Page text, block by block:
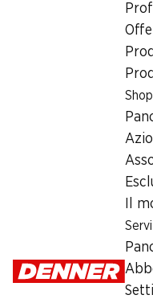
Il
Rue De La
Alle indicazioni
Orari di
Martedì